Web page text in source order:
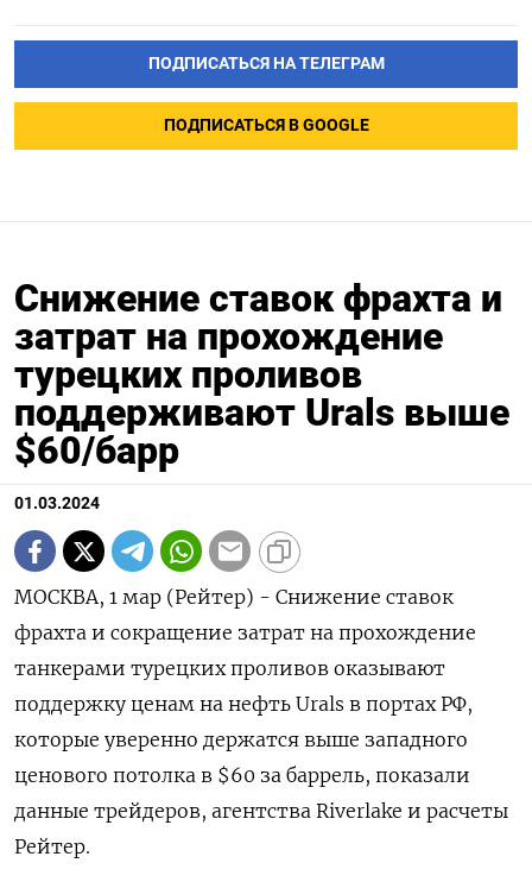
ПОДПИСАТЬСЯ НА ТЕЛЕГРАМ
ПОДПИСАТЬСЯ В GOOGLE
Снижение ставок фрахта и
затрат на прохождение
турецких проливов
поддерживают Urals выше
$60/барр
01.03.2024
МОСКВА, 1 мар (Рейтер) - Снижение ставок
фрахта и сокращение затрат на прохождение
танкерами турецких проливов оказывают
поддержку ценам на нефть Urals в портах РФ,
которые уверенно держатся выше западного
ценового потолка в $60 за баррель, показали
данные трейдеров, агентства Riverlake и расчеты
Рейтер.